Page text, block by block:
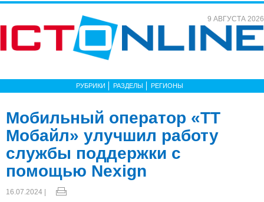
9 АВГУСТА 2026
РУБРИКИ РАЗДЕЛЫ РЕГИОНЫ
Мобильный оператор «ТТ
Мобайл» улучшил работу
службы поддержки с
помощью Nexign
16.07.2024 |